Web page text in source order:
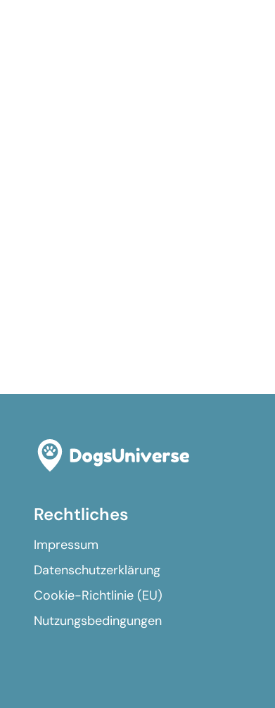
Rechtliches
Impressum
Datenschutzerklärung
Cookie-Richtlinie (EU)
Nutzungsbedingungen